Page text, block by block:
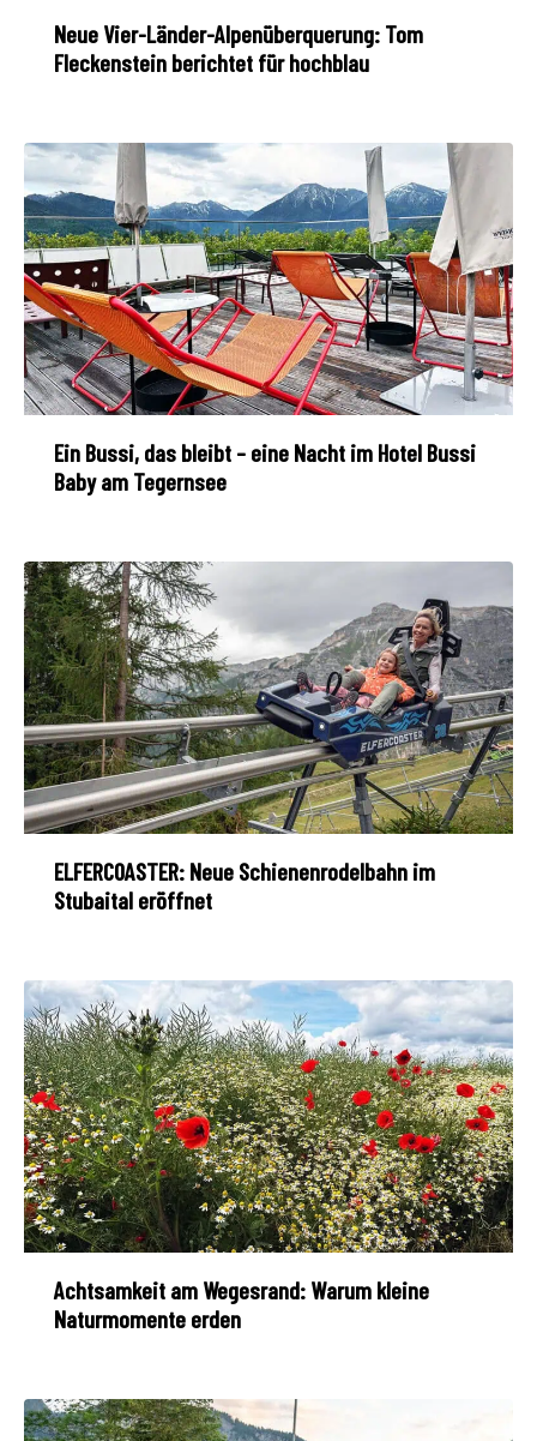
Neue Vier-Länder-Alpenüberquerung: Tom
Fleckenstein berichtet für hochblau
Ein Bussi, das bleibt – eine Nacht im Hotel Bussi
Baby am Tegernsee
ELFERCOASTER: Neue Schienenrodelbahn im
Stubaital eröffnet
Achtsamkeit am Wegesrand: Warum kleine
Naturmomente erden